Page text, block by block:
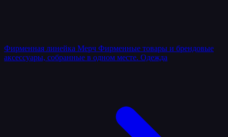
Фирменная линейка Мерч Фирменные товары и брендовые
аксессуары, собранные в одном месте. Одежда